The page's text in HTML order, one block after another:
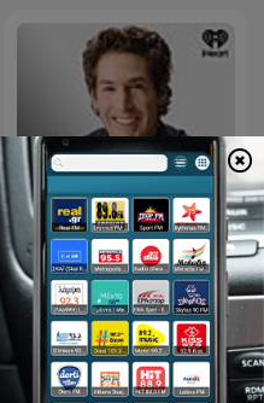
Joel Osteen Podcast